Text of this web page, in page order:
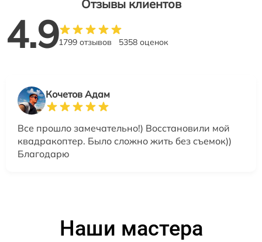
Отзывы клиентов
4.91799 отзывов 5358 оценок
Кочетов Адам
Все прошло замечательно!) Восстановили мой
квадракоптер. Было сложно жить без съемок))
Благодарю
Наши мастера